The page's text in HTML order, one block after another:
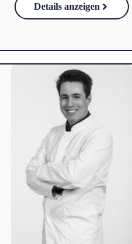
Details anzeigen